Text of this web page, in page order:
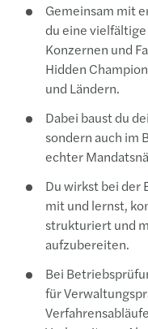
Gemeinsam mit
du eine
Konzernen und
Hidden
und Ländern.
Dabei baust du
sondern auch im
echter
Du wirkst bei der
mit und lernst,
strukturiert und
aufzubereiten.
Bei
für